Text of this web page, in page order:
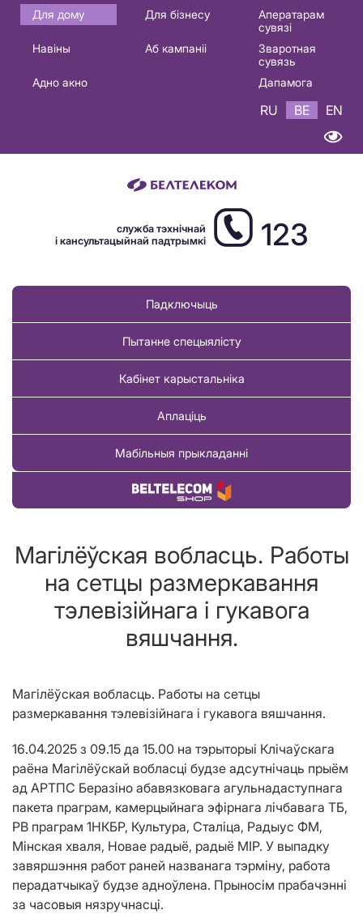
Основная
навигация
Для дому Для бізнесу
Аператарам
сувязі
Навіны
Аб кампаніі
Зваротная
сувязь
Адно акно
Дапамога
RU BE EN
служба тэхнічнай
і кансультацыйнай падтрымкі
123
Падключыць
Пытанне спецыялісту
Кабінет карыстальніка
Аплаціць
Мабільныя прыкладанні
Купіць тавар
Магілёўская вобласць. Работы
на сетцы размеркавання
тэлевізійнага і гукавога
вяшчання.
Магілёўская вобласць. Работы на сетцы
размеркавання тэлевізійнага і гукавога вяшчання.
16.04.2025 з 09.15 да 15.00 на тэрыторыі Клічаўскага
раёна Магілёўскай вобласці будзе адсутнічаць прыём
ад АРТПС Беразіно абавязковага агульнадаступнага
пакета праграм, камерцыйнага эфірнага лічбавага ТБ,
РВ праграм 1НКБР, Культура, Сталіца, Радыус ФМ,
Мінская хваля, Новае радыё, радыё МІР. У выпадку
завяршэння работ раней названага тэрміну, работа
перадатчыкаў будзе адноўлена. Прыносім прабачэнні
за часовыя нязручнасці.